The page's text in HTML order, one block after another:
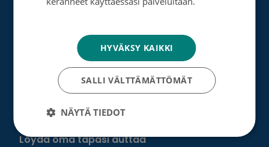
Roosa nauha -keräys
Munien puolesta -keräys
Lahjoita
Löydä oma tapasi auttaa
HYVÄKSY KAIKKI
SALLI VÄLTTÄMÄTTÖMÄT
NÄYTÄ TIEDOT